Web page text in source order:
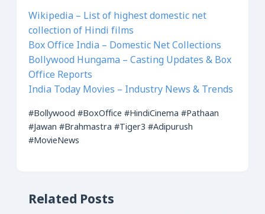
Wikipedia – List of highest domestic net
collection of Hindi films
Box Office India – Domestic Net Collections
Bollywood Hungama – Casting Updates & Box
Office Reports
India Today Movies – Industry News & Trends
#Bollywood #BoxOffice #HindiCinema #Pathaan
#Jawan #Brahmastra #Tiger3 #Adipurush
#MovieNews
Related Posts